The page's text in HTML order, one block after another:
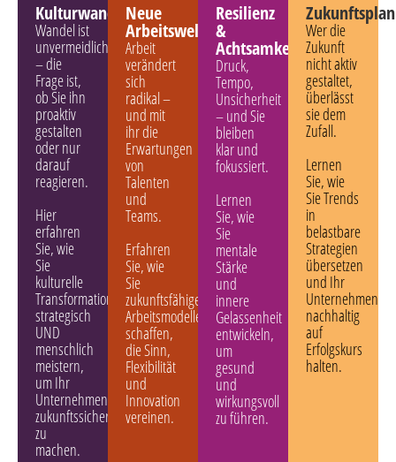
Kulturwandel
Wandel ist
unvermeidlich
– die
Frage ist,
ob Sie ihn
proaktiv
gestalten
oder nur
darauf
reagieren.
Hier
erfahren
Sie, wie
Sie
kulturelle
Transformation
strategisch
UND
menschlich
meistern,
um Ihr
Unternehmen
zukunftssicher
zu
machen.
Neue
Arbeitswelten
Arbeit
verändert
sich
radikal –
und mit
ihr die
Erwartungen
von
Talenten
und
Teams.
Erfahren
Sie, wie
Sie
zukunftsfähige
Arbeitsmodelle
schaffen,
die Sinn,
Flexibilität
und
Innovation
vereinen.
Resilienz
&
Achtsamkeit
Druck,
Tempo,
Unsicherheit
– und Sie
bleiben
klar und
fokussiert.
Lernen
Sie, wie
Sie
mentale
Stärke
und
innere
Gelassenheit
entwickeln,
um
gesund
und
wirkungsvoll
zu führen.
Wer die
Zukunft
nicht aktiv
gestaltet,
überlässt
sie dem
Zufall.
Lernen
Sie, wie
Sie Trends
in
belastbare
Strategien
übersetzen
und Ihr
Unternehmen
nachhaltig
auf
Erfolgskurs
halten.